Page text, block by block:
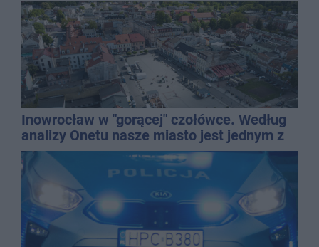
Inowrocław w "gorącej" czołówce. Według
analizy Onetu nasze miasto jest jednym z
najbardziej narażonych na upały